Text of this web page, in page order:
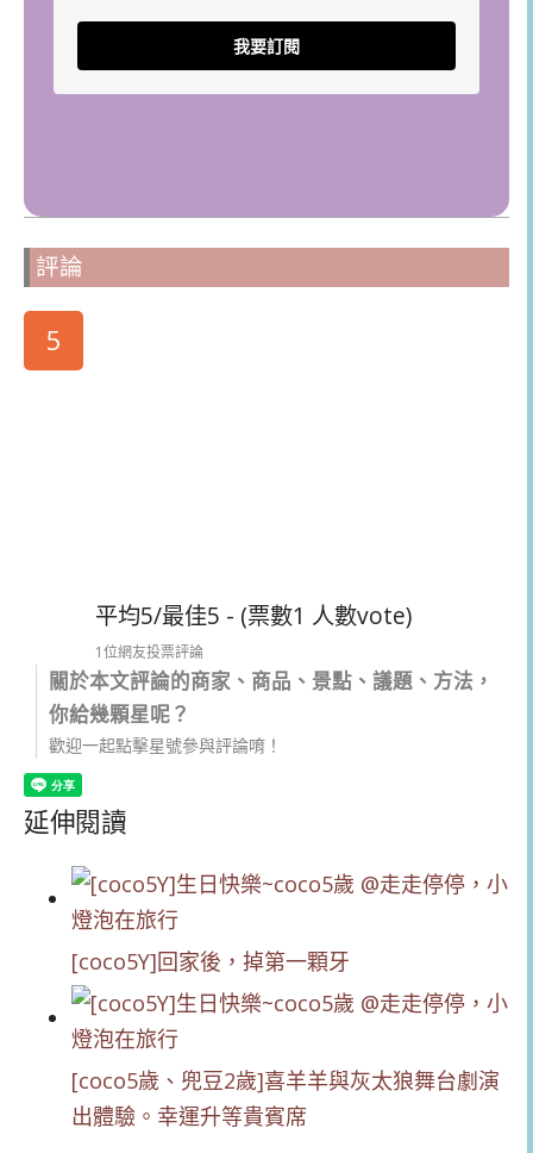
我要訂閱
評論
5
平均5/最佳5 - (票數1 人數vote)
1位網友投票評論
關於本文評論的商家、商品、景點、議題、方法，
你給幾顆星呢？
歡迎一起點擊星號參與評論唷！
延伸閱讀
[coco5Y]回家後，掉第一顆牙
[coco5歲、兜豆2歲]喜羊羊與灰太狼舞台劇演
出體驗。幸運升等貴賓席